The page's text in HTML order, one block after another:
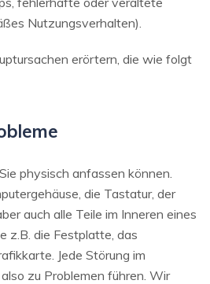
Nutzungsverhalten).
erörtern, die wie folgt
physisch anfassen können.
die Tastatur, der
auch alle Teile im Inneren eines
z.B. die Festplatte, das
Jede Störung im
zu Problemen führen. Wir